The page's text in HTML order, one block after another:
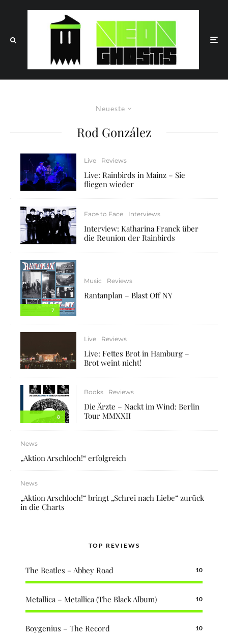
Neueste
Rod González
Live Reviews
Live: Rainbirds in Mainz – Sie
fliegen wieder
Face to Face Interviews
Interview: Katharina Franck über
die Reunion der Rainbirds
7
Music Reviews
Rantanplan – Blast Off NY
Live Reviews
Live: Fettes Brot in Hamburg –
Brot weint nicht!
8
Books Reviews
Die Ärzte – Nackt im Wind: Berlin
Tour MMXXII
News
„Aktion Arschloch!“ erfolgreich
News
„Aktion Arschloch!“ bringt „Schrei nach Liebe“ zurück
in die Charts
TOP REVIEWS
The Beatles – Abbey Road 10
Metallica – Metallica (The Black Album) 10
Boygenius – The Record 10